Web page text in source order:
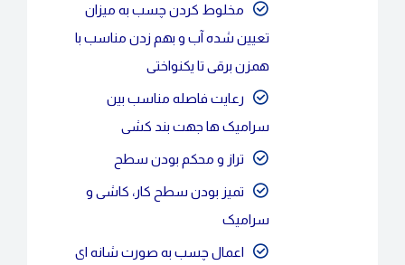
مخلوط کردن چسب به میزان
تعیین شده آب و بهم زدن مناسب با
همزن برقی تا یکنواختی
رعایت فاصله مناسب بین
سرامیک ها جهت بند کشی
تراز و محکم بودن سطح
تمیز بودن سطح کار، کاشی و
سرامیک
اعمال چسب به صورت شانه ای